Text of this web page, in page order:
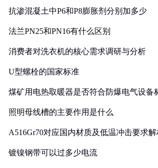
抗渗混凝土中P6和P8膨胀剂分别加多少
法兰PN25和PN16有什么区别
消费者对洗衣机的核心需求调研与分析
U型螺栓的国家标准
煤矿用电热取暖器是否符合防爆电气设备
照明母线槽的主要作用是什么
A516Gr70对应国内材质及低温冲击要求
镀镍钢带可以过多少电流